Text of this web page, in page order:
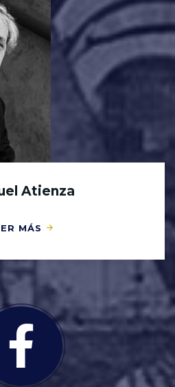
Atienza
MÁS